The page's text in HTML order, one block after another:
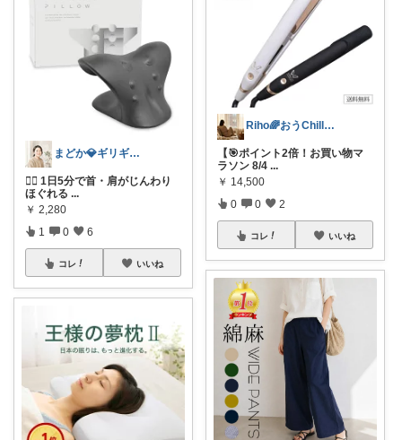
まどか💎ギリギリアラサーOL
😮‍💨 1日5分で首・肩がじんわり
ほぐれる ...
￥ 2,280
1 0 6
コレ いいね
Riho🌈おうChill★グッズ
【🎯ポイント2倍！お買い物マ
ラソン 8/4 ...
￥ 14,500
0 0 2
コレ いいね